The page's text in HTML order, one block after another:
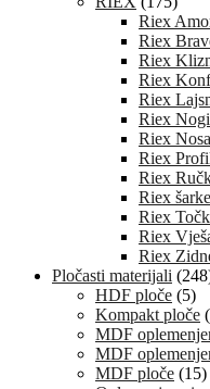
Riex
Riex
Riex
Riex
Riex
Riex
Riex
Riex
Riex
Riex šarke
Riex
Riex
Riex
Pločasti materijali
HDF ploče (5)
Kompakt ploče
MDF
MDF
MDF ploče (15)